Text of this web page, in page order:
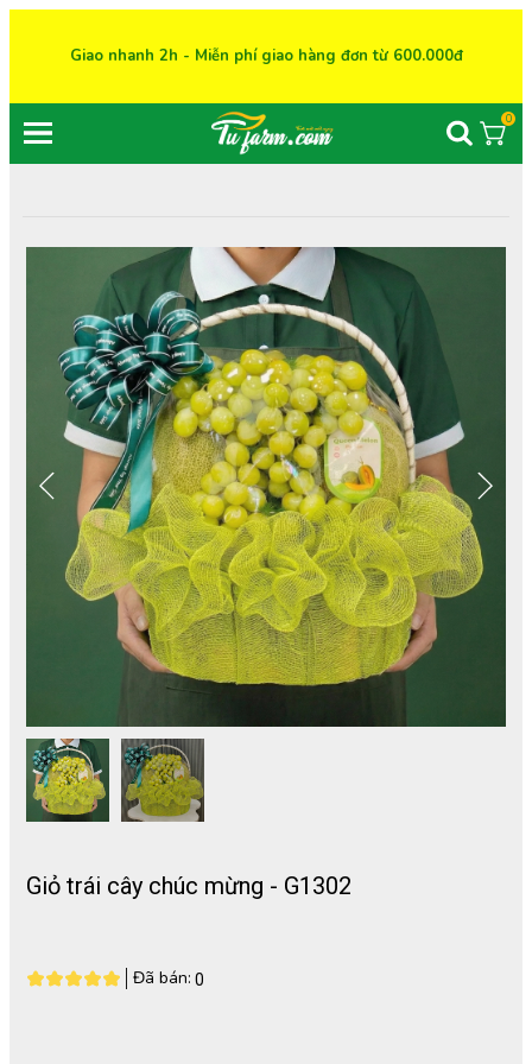
Giao nhanh 2h - Miễn phí giao hàng đơn từ 600.000đ
0
Giỏ trái cây chúc mừng - G1302
0
Đã bán: